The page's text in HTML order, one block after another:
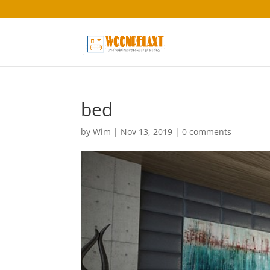
bed
byWim | Nov 13, 2019 |0 comments